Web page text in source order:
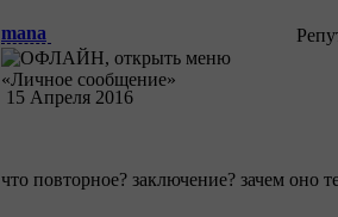
mana
15 Апреля 2016
что повторное? заключение? зачем оно